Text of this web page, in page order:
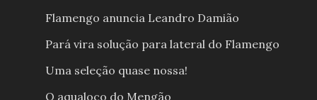
Flamengo anuncia Leandro Damião
Pará vira solução para lateral do Flamengo
Uma seleção quase nossa!
O aqualoco do Mengão